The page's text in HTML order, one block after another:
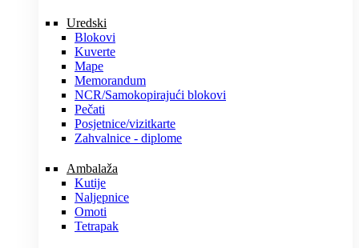
Uredski
Blokovi
Kuverte
Mape
Memorandum
NCR/Samokopirajući blokovi
Pečati
Posjetnice/vizitkarte
Zahvalnice - diplome
Ambalaža
Kutije
Naljepnice
Omoti
Tetrapak